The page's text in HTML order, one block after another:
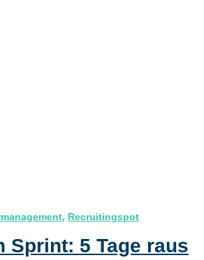
, Recruitingspot
Sprint: 5 Tage raus